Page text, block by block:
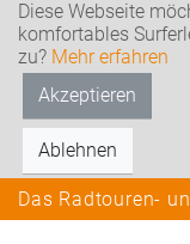
Diese Webseite
komfortables
zu? Mehr erfahren
Akzeptieren
Ablehnen
Das Radtouren-